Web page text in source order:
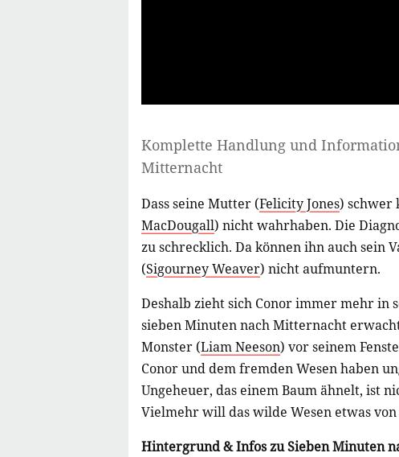
Komplette Handlung und
Mitternacht
Dass seine Mutter (Felicity Jones) schwer
MacDougall) nicht wahrhaben. Die
zu schrecklich. Da können ihn auch sein
(Sigourney Weaver) nicht aufmuntern.
Deshalb zieht sich Conor immer mehr in
sieben Minuten nach Mitternacht
Monster (Liam Neeson) vor seinem
Conor und dem fremden Wesen haben
Ungeheuer, das einem Baum ähnelt, ist
Vielmehr will das wilde Wesen etwas
Hintergrund & Infos zu Sieben Minuten